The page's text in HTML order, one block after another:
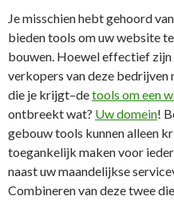
Je misschien hebt gehoord
bieden tools om uw website
bouwen. Hoewel effectief
verkopers van deze bedrijven
die je krijgt–detools om een
ontbreekt wat? Uw domein!
gebouw tools kunnen alleen
toegankelijk maken voor
naast uw maandelijkse
Combineren van deze twee